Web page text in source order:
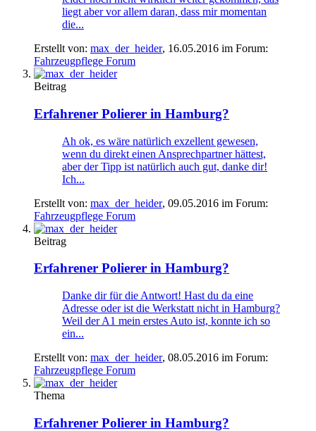
liegt aber vor allem daran, dass mir momentan
die...
Erstellt von: max_der_heider, 16.05.2016 im Forum:
Fahrzeugpflege Forum
Beitrag
Erfahrener Polierer in Hamburg?
Ah ok, es wäre natürlich exzellent gewesen,
wenn du direkt einen Ansprechpartner hättest,
aber der Tipp ist natürlich auch gut, danke dir!
Ich...
Erstellt von: max_der_heider, 09.05.2016 im Forum:
Fahrzeugpflege Forum
Beitrag
Erfahrener Polierer in Hamburg?
Danke dir für die Antwort! Hast du da eine
Adresse oder ist die Werkstatt nicht in Hamburg?
Weil der A1 mein erstes Auto ist, konnte ich so
ein...
Erstellt von: max_der_heider, 08.05.2016 im Forum:
Fahrzeugpflege Forum
Thema
Erfahrener Polierer in Hamburg?